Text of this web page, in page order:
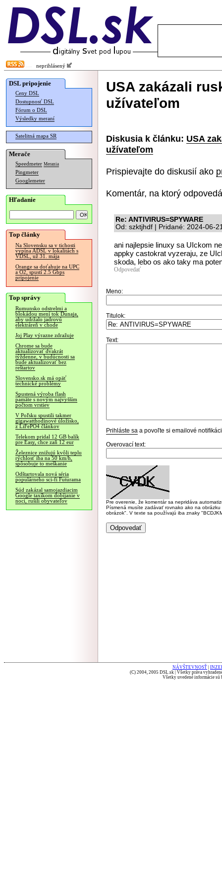
neprihlásený
DSL pripojenie
Ceny DSL
Dostupnosť DSL
Fórum o DSL
Výsledky meraní
Satelitná mapa SR
Merače
Speedmeter Merania
Pingmeter
Googlemeter
Hľadanie
Top články
Na Slovensku sa v tichosti
vypína ADSL v lokalitách s
VDSL, už 31. mája
Orange sa doťahuje na UPC
a O2, spustí 2.5 Gbps
pripojenie
Top správy
Rumunsko odstrelmi a
blokádou mení tok Dunaja,
aby udržalo jadrovú
elektráreň v chode
Joj Play výrazne zdražuje
Chrome sa bude
aktualizovať dvakrát
týždenne, v budúcnosti sa
bude aktualizovať bez
reštartov
Slovensko.sk má opäť
technické problémy
Spustená výroba flash
pamäte s novým najvyšším
počtom vrstiev
V Poľsku spustili takmer
gigawatthodinové úložisko,
z LiFePO4 článkov
Telekom pridal 12 GB balík
pre Easy, chce zaň 12 eur
Železnice znižujú kvôli teplu
rýchlosť iba na 50 km/h,
spôsobuje to meškanie
Odštartovala nová séria
populárneho sci-fi Futurama
Súd zakázal samojazdiacim
Google taxíkom dobíjanie v
noci, rušili obyvateľov
USA zakázali
užívateľom
Diskusia k článku: USA
užívateľom
Prispievajte do diskusií ako
Komentár, na ktorý
Re: ANTIVIRUS=SPYWARE
Od: szktjhdf | Pridané: 2024-06-
ani najlepsie linuxy sa UIckom
appky castokrat vyzeraju, ze
skoda, lebo os ako taky ma
Odpovedať
Meno:
Titulok:
Text:
Prihláste sa a povoľte si emailové
Overovací text:
Pre overenie, že komentár sa nepridáva
Písmená musíte zadávať rovnako ako na
obrázok". V texte sa používajú iba znaky
NÁVŠTEVNOSŤ
(C) 2004, 2005 DSL.sk | Všetky práva
Všetky uvedené informácie sú